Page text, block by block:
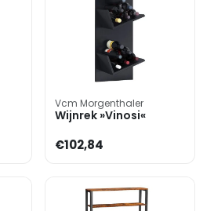
Vcm Morgenthaler
Wijnrek »Vinosi«
€102,84